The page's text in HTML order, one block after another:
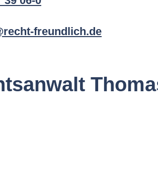
freundlich.de